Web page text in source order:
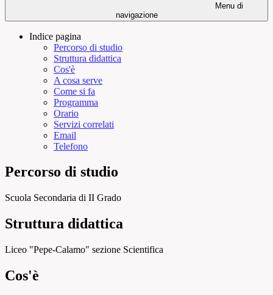
Menu di
navigazione
Indice pagina
Percorso di studio
Struttura didattica
Cos'è
A cosa serve
Come si fa
Programma
Orario
Servizi correlati
Email
Telefono
Percorso di studio
Scuola Secondaria di II Grado
Struttura didattica
Liceo "Pepe-Calamo" sezione Scientifica
Cos'è